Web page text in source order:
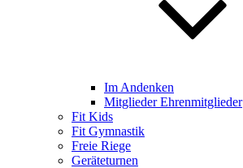
Im Andenken
Mitglieder Ehrenmitglieder
Fit Kids
Fit Gymnastik
Freie Riege
Geräteturnen